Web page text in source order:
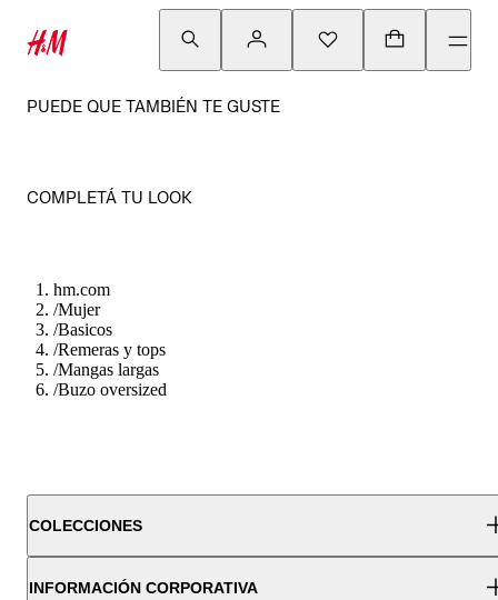
PUEDE QUE TAMBIÉN TE GUSTE
COMPLETÁ TU LOOK
hm.com
/Mujer
/Basicos
/Remeras y tops
/Mangas largas
/Buzo oversized
COLECCIONES
INFORMACIÓN CORPORATIVA